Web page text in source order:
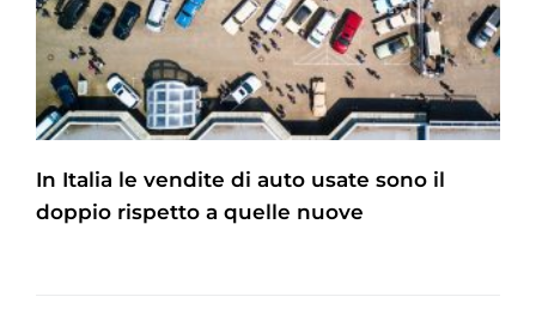
In Italia le vendite di auto usate sono il
doppio rispetto a quelle nuove